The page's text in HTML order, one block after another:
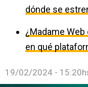
dónde se
¿Madame
en qué
19/02/2024 -